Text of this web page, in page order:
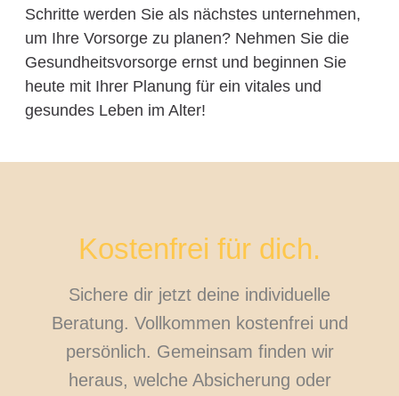
Schritte werden Sie als nächstes unternehmen,
um Ihre Vorsorge zu planen? Nehmen Sie die
Gesundheitsvorsorge ernst und beginnen Sie
heute mit Ihrer Planung für ein vitales und
gesundes Leben im Alter!
Kostenfrei für dich.
Sichere dir jetzt deine individuelle
Beratung. Vollkommen kostenfrei und
persönlich. Gemeinsam finden wir
heraus, welche Absicherung oder